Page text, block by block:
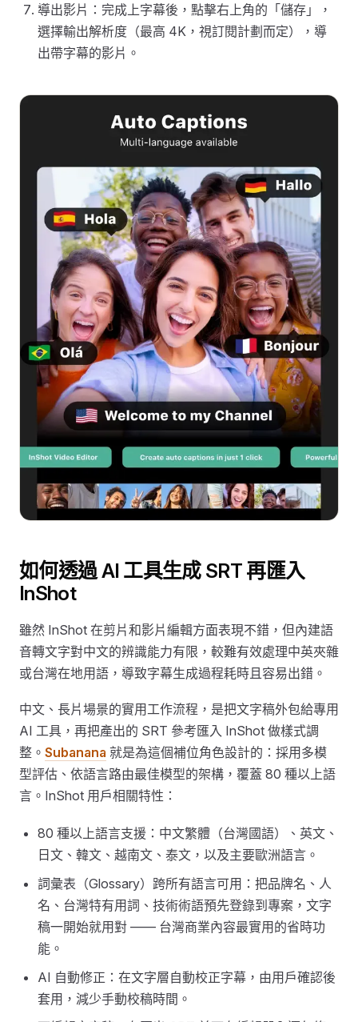
導出影片：完成上字幕後，點擊右上角的「儲存」，
選擇輸出解析度（最高 4K，視訂閱計劃而定），導
出帶字幕的影片。
如何透過 AI 工具生成 SRT 再匯入
InShot
雖然 InShot 在剪片和影片編輯方面表現不錯，但內建語
音轉文字對中文的辨識能力有限，較難有效處理中英夾雜
或台灣在地用語，導致字幕生成過程耗時且容易出錯。
中文、長片場景的實用工作流程，是把文字稿外包給專用
AI 工具，再把產出的 SRT 參考匯入 InShot 做樣式調
整。 Subanana 就是為這個補位角色設計的：採用多模
型評估、依語言路由最佳模型的架構，覆蓋 80 種以上語
言。InShot 用戶相關特性：
80 種以上語言支援：中文繁體（台灣國語）、英文、
日文、韓文、越南文、泰文，以及主要歐洲語言。
詞彙表（Glossary）跨所有語言可用：把品牌名、人
名、台灣特有用詞、技術術語預先登錄到專案，文字
稿一開始就用對 —— 台灣商業內容最實用的省時功
能。
AI 自動修正：在文字層自動校正字幕，由用戶確認後
套用，減少手動校稿時間。